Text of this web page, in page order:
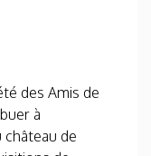
des Amis de
à
de